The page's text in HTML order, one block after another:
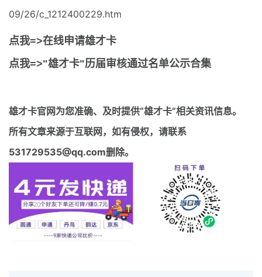
09/26/c_1212400229.htm
点我=>在线申请雄才卡
点我=>"雄才卡"历届审核通过名单公示合集
雄才卡官网为您准确、及时提供“雄才卡”相关资讯信息。
所有文章来源于互联网，如有侵权，请联系
531729535@qq.com删除。